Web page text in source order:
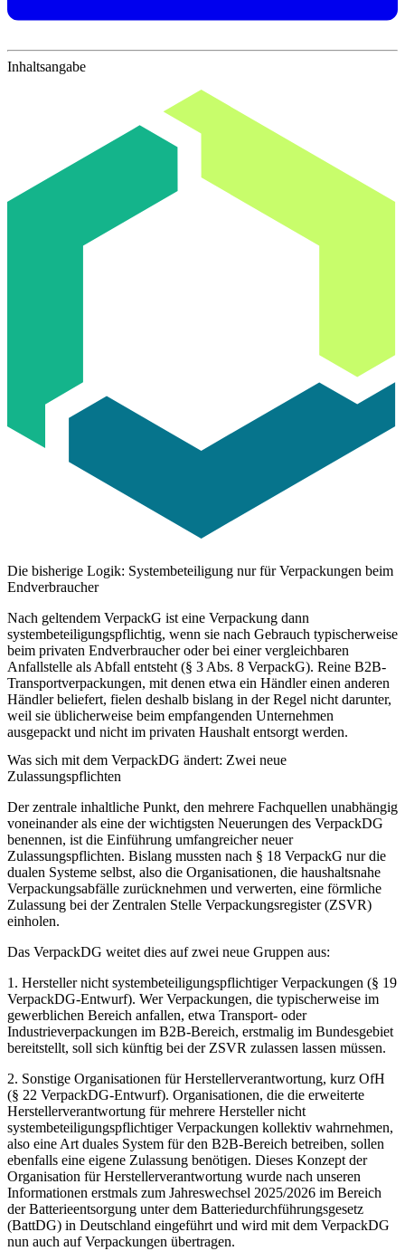
Inhaltsangabe
Die bisherige Logik: Systembeteiligung nur für Verpackungen beim
Endverbraucher
Nach geltendem VerpackG ist eine Verpackung dann
systembeteiligungspflichtig, wenn sie nach Gebrauch typischerweise
beim privaten Endverbraucher oder bei einer vergleichbaren
Anfallstelle als Abfall entsteht (§ 3 Abs. 8 VerpackG). Reine B2B-
Transportverpackungen, mit denen etwa ein Händler einen anderen
Händler beliefert, fielen deshalb bislang in der Regel nicht darunter,
weil sie üblicherweise beim empfangenden Unternehmen
ausgepackt und nicht im privaten Haushalt entsorgt werden.
Was sich mit dem VerpackDG ändert: Zwei neue
Zulassungspflichten
Der zentrale inhaltliche Punkt, den mehrere Fachquellen unabhängig
voneinander als eine der wichtigsten Neuerungen des VerpackDG
benennen, ist die Einführung umfangreicher neuer
Zulassungspflichten. Bislang mussten nach § 18 VerpackG nur die
dualen Systeme selbst, also die Organisationen, die haushaltsnahe
Verpackungsabfälle zurücknehmen und verwerten, eine förmliche
Zulassung bei der Zentralen Stelle Verpackungsregister (ZSVR)
einholen.
Das VerpackDG weitet dies auf zwei neue Gruppen aus:
1. Hersteller nicht systembeteiligungspflichtiger Verpackungen (§ 19
VerpackDG-Entwurf). Wer Verpackungen, die typischerweise im
gewerblichen Bereich anfallen, etwa Transport- oder
Industrieverpackungen im B2B-Bereich, erstmalig im Bundesgebiet
bereitstellt, soll sich künftig bei der ZSVR zulassen lassen müssen.
2. Sonstige Organisationen für Herstellerverantwortung, kurz OfH
(§ 22 VerpackDG-Entwurf). Organisationen, die die erweiterte
Herstellerverantwortung für mehrere Hersteller nicht
systembeteiligungspflichtiger Verpackungen kollektiv wahrnehmen,
also eine Art duales System für den B2B-Bereich betreiben, sollen
ebenfalls eine eigene Zulassung benötigen. Dieses Konzept der
Organisation für Herstellerverantwortung wurde nach unseren
Informationen erstmals zum Jahreswechsel 2025/2026 im Bereich
der Batterieentsorgung unter dem Batteriedurchführungsgesetz
(BattDG) in Deutschland eingeführt und wird mit dem VerpackDG
nun auch auf Verpackungen übertragen.